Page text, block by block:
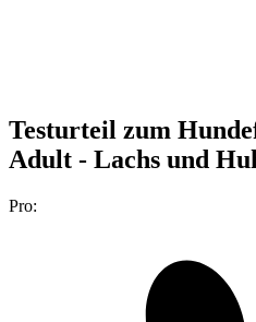
Testurteil zum
Adult - Lachs und
Pro: